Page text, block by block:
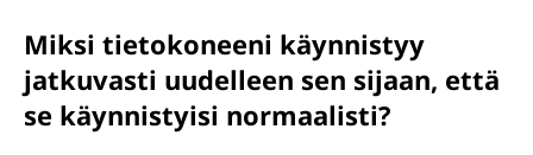
Miksi tietokoneeni käynnistyy
jatkuvasti uudelleen sen sijaan, että
se käynnistyisi normaalisti?